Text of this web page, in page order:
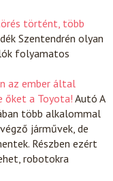
történt, több
Szentendrén olyan
folyamatos
az ember által
őket a Toyota! Autó A
több alkalommal
járművek, de
Részben ezért
robotokra